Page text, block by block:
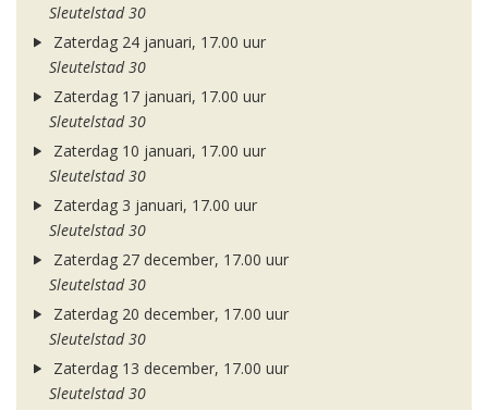
Sleutelstad 30
Zaterdag 24 januari, 17.00 uur
Sleutelstad 30
Zaterdag 17 januari, 17.00 uur
Sleutelstad 30
Zaterdag 10 januari, 17.00 uur
Sleutelstad 30
Zaterdag 3 januari, 17.00 uur
Sleutelstad 30
Zaterdag 27 december, 17.00 uur
Sleutelstad 30
Zaterdag 20 december, 17.00 uur
Sleutelstad 30
Zaterdag 13 december, 17.00 uur
Sleutelstad 30